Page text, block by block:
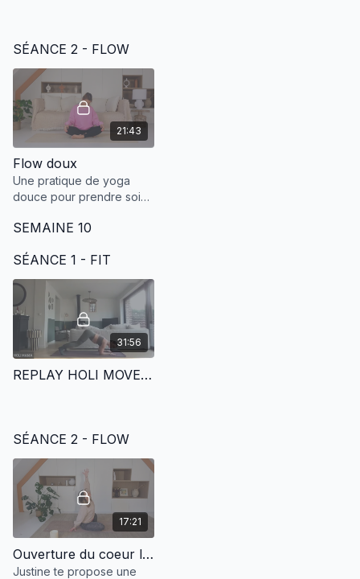
SÉANCE 2 - FLOW
21:43
Flow doux
Une pratique de yoga
douce pour prendre soin
un vrai break !
SEMAINE 10
SÉANCE 1 - FIT
31:56
REPLAY HOLI MOVE | SE CHALLENGER - 20.12
SÉANCE 2 - FLOW
17:21
Ouverture du coeur lâcher prise
Justine te propose une